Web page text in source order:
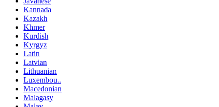
Kannada
Kazakh
Khmer
Kurdish
Kyrgyz
Latin
Latvian
Lithuanian
Luxembou..
Macedonian
Malagasy